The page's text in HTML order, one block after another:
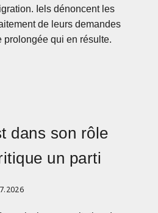
Iels dénoncent les
de leurs demandes
prolongée qui en résulte.
dans son rôle
un parti